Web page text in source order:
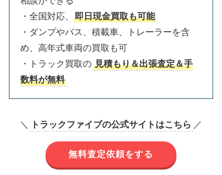
・全国対応、即日現金買取も可能
・ダンプやバス、積載車、トレーラーを含
め、高年式車両の買取も可
・トラック買取の 見積もり＆出張査定＆手
数料が無料
＼ トラックファイブの公式サイトはこちら ／
無料査定依頼をする